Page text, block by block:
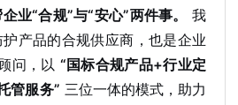
业“合规”与“安心”两件事。
我
产品的合规供应商，也是企业
问，以 “国标合规产品+行业定
管服务” 三位一体的模式，助力